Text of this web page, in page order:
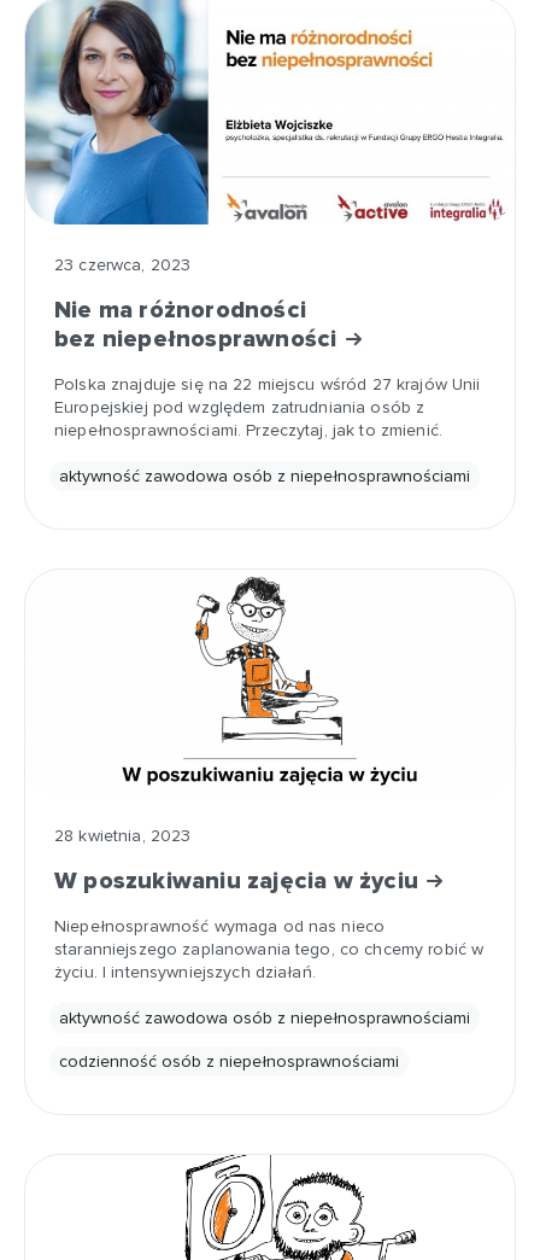
23 czerwca, 2023
Nie ma różnorodności
bez niepełnosprawności
Polska znajduje się na 22 miejscu wśród 27 krajów Unii
Europejskiej pod względem zatrudniania osób z
niepełnosprawnościami. Przeczytaj, jak to zmienić.
aktywność zawodowa osób z niepełnosprawnościami
28 kwietnia, 2023
W poszukiwaniu zajęcia w życiu
Niepełnosprawność wymaga od nas nieco
staranniejszego zaplanowania tego, co chcemy robić w
życiu. I intensywniejszych działań.
aktywność zawodowa osób z niepełnosprawnościami
codzienność osób z niepełnosprawnościami